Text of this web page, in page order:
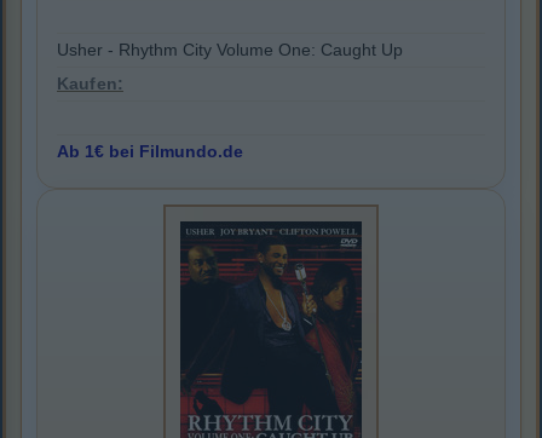
Usher - Rhythm City Volume One: Caught Up
Kaufen:
Ab 1€ bei Filmundo.de